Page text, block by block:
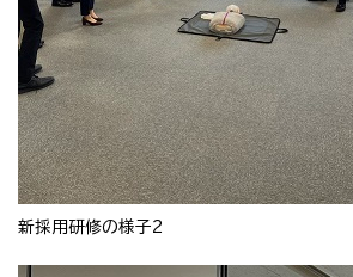
新採用研修の様子2